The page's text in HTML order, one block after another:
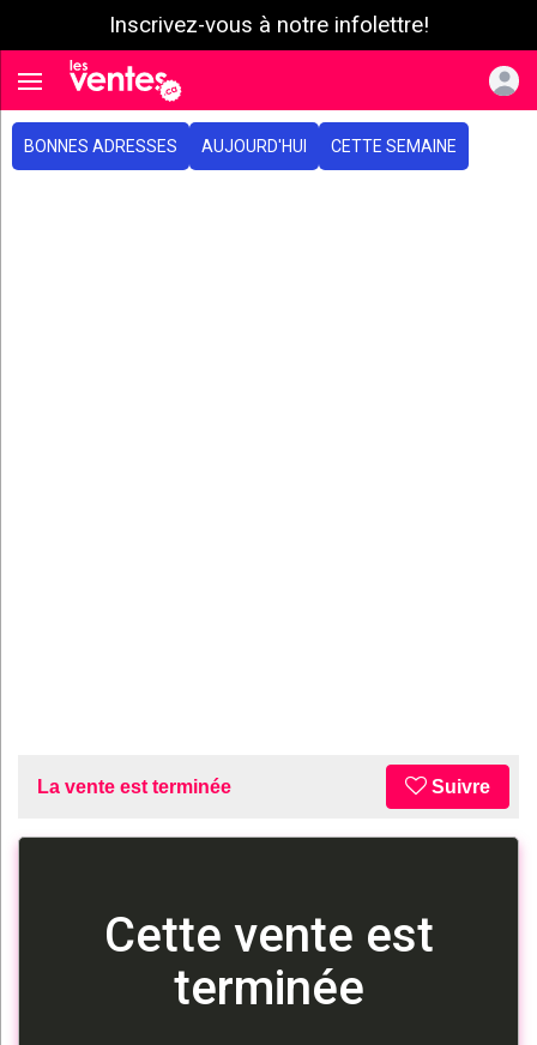
Inscrivez-vous à notre infolettre!
Toggle navigation
BONNES ADRESSES AUJOURD'HUI CETTE SEMAINE
La vente est terminée Suivre
Cette vente est
terminée